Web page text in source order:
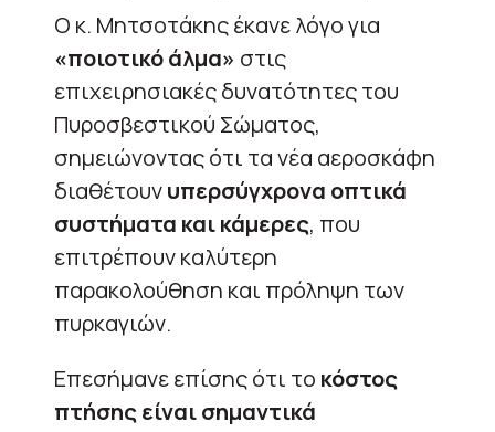
Ο κ. Μητσοτάκης έκανε λόγο για
«ποιοτικό άλμα» στις
επιχειρησιακές δυνατότητες του
Πυροσβεστικού Σώματος,
σημειώνοντας ότι τα νέα αεροσκάφη
διαθέτουνυπερσύγχρονα οπτικά
συστήματα και κάμερες, που
επιτρέπουν καλύτερη
παρακολούθηση και πρόληψη των
πυρκαγιών.
Επεσήμανε επίσης ότι το κόστος
πτήσης είναι σημαντικά